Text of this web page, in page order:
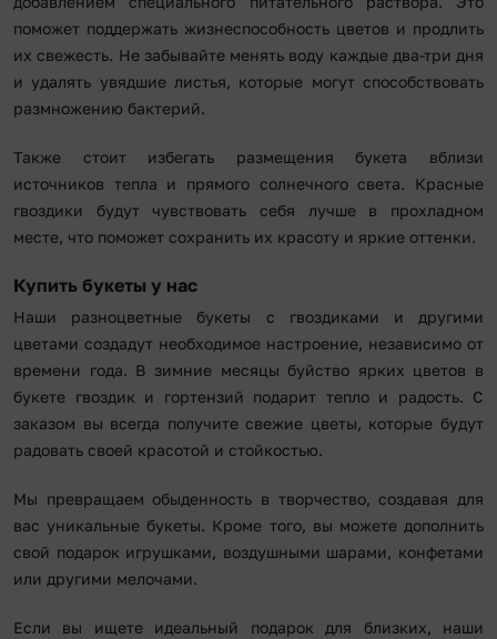
поможет поддержать жизнеспособность цветов и продлить
их свежесть. Не забывайте менять воду каждые два-три дня
и удалять увядшие листья, которые могут способствовать
размножению бактерий.
Также стоит избегать размещения букета вблизи
источников тепла и прямого солнечного света. Красные
гвоздики будут чувствовать себя лучше в прохладном
месте, что поможет сохранить их красоту и яркие оттенки.
Купить букеты у нас
Наши разноцветные букеты с гвоздиками и другими
цветами создадут необходимое настроение, независимо от
времени года. В зимние месяцы буйство ярких цветов в
букете гвоздик и гортензий подарит тепло и радость. С
заказом вы всегда получите свежие цветы, которые будут
радовать своей красотой и стойкостью.
Мы превращаем обыденность в творчество, создавая для
вас уникальные букеты. Кроме того, вы можете дополнить
свой подарок игрушками, воздушными шарами, конфетами
или другими мелочами.
Если вы ищете идеальный подарок для близких, наши